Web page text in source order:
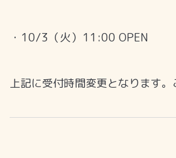
・10/3（火）11:00 OPEN
上記に受付時間変更となります